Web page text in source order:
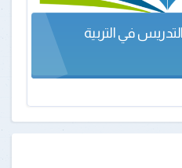
في التربية